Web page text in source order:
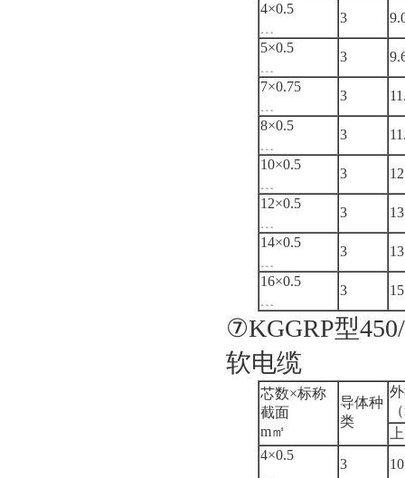
4×0.5
3
5×0.5
3
7×0.75
3
8×0.5
3
10×0.5
3
12×0.5
3
14×0.5
3
16×0.5
3
⑦KGGRP型
软电缆
芯数×标称
截面
m㎡
导体种
类
4×0.5
3